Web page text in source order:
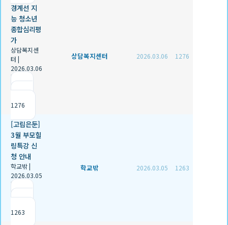
경계선 지
능 청소년
종합심리평
가
상담복지센
터 |
2026.03.06
|
1276
상담복지센터 2026.03.06 1276
[고립은둔]
3월 부모힐
링특강 신
청 안내
학교밖|
2026.03.05
|
1263
학교밖 2026.03.05 1263